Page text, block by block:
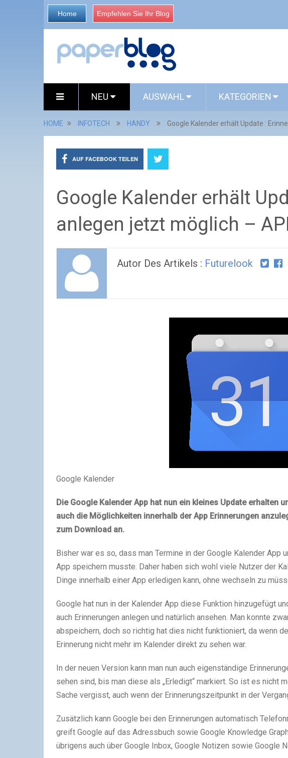
Home Empfehlen Sie Ihr Blog
NEU AUSWAHL KATEGORIEN
HOME INFOTECH HANDY Google Kalender erhält Update :
AUF FACEBOOK TEILEN
Google Kalender erhält
anlegen jetzt möglich –
Autor Des Artikels : Futurelook
Google Kalender
Die Google Kalender App hat nun ein kleines Update erhalten
auch die Möglichkeiten innerhalb der App Erinnerungen
zum Download an.
Bisher war es so, dass man Termine in der Google Kalender App
App speichern musste. Daher haben sich wohl viele Nutzer der
Dinge innerhalb einer App erledigen kann, ohne wechseln zu
Google hat nun in der Kalender App diese Funktion hinzugefügt
auch Erinnerungen anlegen und natürlich ansehen. Man konnte
abspeichern, doch so richtig hat dies nicht funktioniert, da wenn
Erinnerung nicht mehr im Kalender direkt zu sehen war.
In der neuen Version kann man nun auch eigenständige
sehen sind, bis man diese als „Erledigt“ markiert. So ist es nicht
Sache vergisst, auch wenn der Erinnerungszeitpunkt in der
Zusätzlich kann Google bei den Erinnerungen automatisch
greift Google auf das Adressbuch sowie Google Knowledge
übrigens auch über Google Inbox, Google Notizen sowie Google